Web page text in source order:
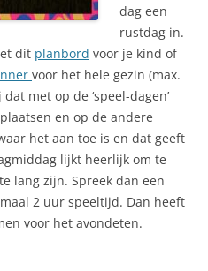
dag een
rustdag in.
dit planbord voor je kind of
voor het hele gezin (max.
met op de ‘speel-dagen’
en op de andere
het aan toe is en dat geeft
lijkt heerlijk om te
lang zijn. Spreek dan een
2 uur speeltijd. Dan heeft
voor het avondeten.